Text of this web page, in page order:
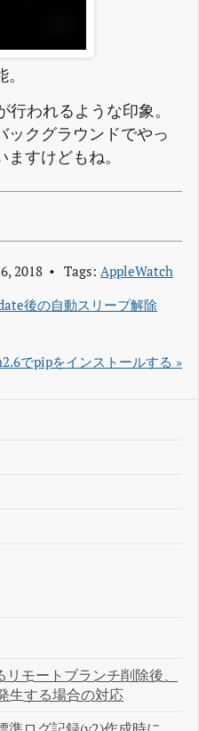
われるような印象。
ックグラウンドでやっ
すけどもね。
2018 Tags: AppleWatch
後の自動スリープ解除
でpipをインストールする »
モートブランチ削除後、
生する場合の対応